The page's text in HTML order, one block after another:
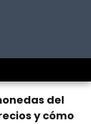
del
y cómo